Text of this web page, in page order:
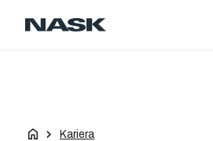
Kariera